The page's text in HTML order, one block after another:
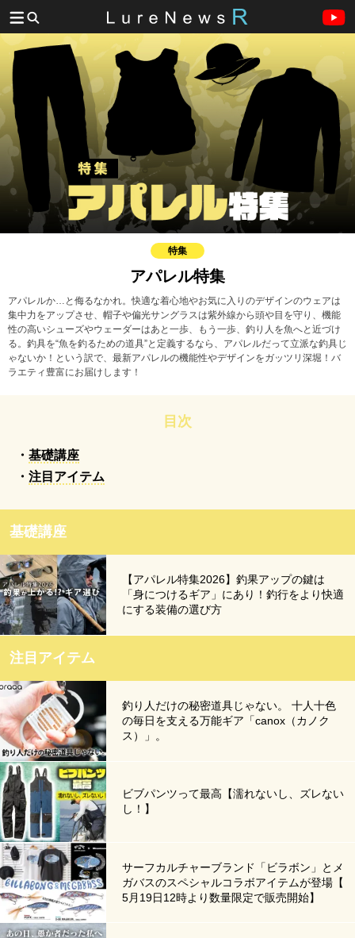
特集
アパレル特集
アパレルか…と侮るなかれ。快適な着心地やお気に入りのデザインのウェアは
集中力をアップさせ、帽子や偏光サングラスは紫外線から頭や目を守り、機能
性の高いシューズやウェーダーはあと一歩、もう一歩、釣り人を魚へと近づけ
る。釣具を“魚を釣るための道具”と定義するなら、アパレルだって立派な釣具じ
ゃないか！という訳で、最新アパレルの機能性やデザインをガッツリ深堀！バ
ラエティ豊富にお届けします！
目次
基礎講座
注目アイテム
基礎講座
【アパレル特集2026】釣果アップの鍵は
「身につけるギア」にあり！釣行をより快適
にする装備の選び方
注目アイテム
釣り人だけの秘密道具じゃない。 十人十色
の毎日を支える万能ギア「canox（カノク
ス）」。
ビブパンツって最高【濡れないし、ズレない
し！】
サーフカルチャーブランド「ビラボン」とメ
ガバスのスペシャルコラボアイテムが登場【
5月19日12時より数量限定で販売開始】